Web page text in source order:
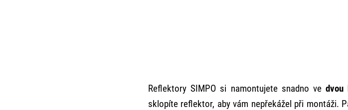
Reflektory SIMPO si namontujete snadno ve dvou
sklopíte reflektor, aby vám nepřekážel při montáži.